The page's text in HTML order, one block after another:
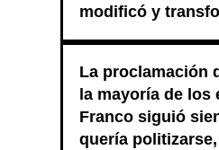
modificó y
La proclamación
la mayoría de
Franco siguió
quería